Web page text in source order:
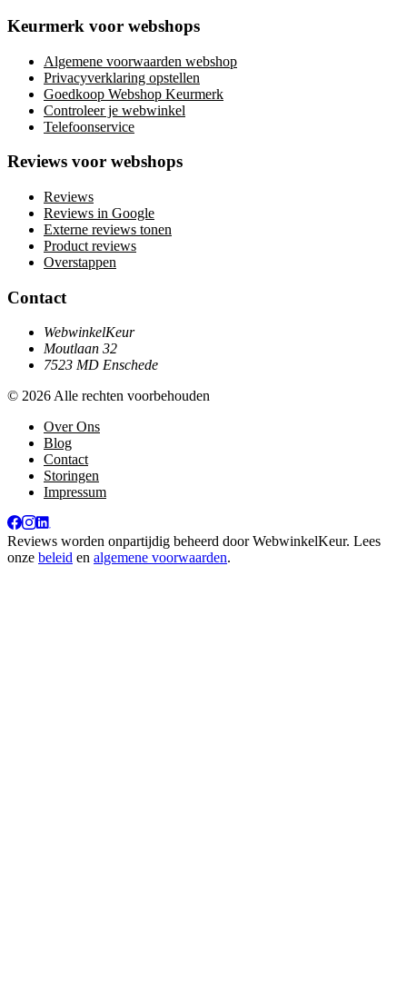
Keurmerk voor webshops
Algemene voorwaarden webshop
Privacyverklaring opstellen
Goedkoop Webshop Keurmerk
Controleer je webwinkel
Telefoonservice
Reviews voor webshops
Reviews
Reviews in Google
Externe reviews tonen
Product reviews
Overstappen
Contact
WebwinkelKeur
Moutlaan 32
7523 MD Enschede
© 2026 Alle rechten voorbehouden
Over Ons
Blog
Contact
Storingen
Impressum
Reviews worden onpartijdig beheerd doorWebwinkelKeur. Lees
onze beleid en algemene voorwaarden.